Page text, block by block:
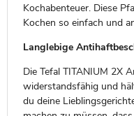
Kochabenteuer. Diese
Kochen so einfach und
Langlebige
Die Tefal TITANIUM 2X
widerstandsfähig und
du deine